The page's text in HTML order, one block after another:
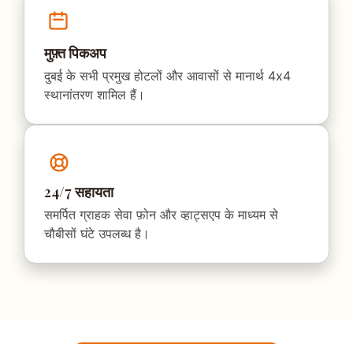
मुफ़्त पिकअप
दुबई के सभी प्रमुख होटलों और आवासों से मानार्थ 4x4
स्थानांतरण शामिल हैं।
24/7 सहायता
समर्पित ग्राहक सेवा फ़ोन और व्हाट्सएप के माध्यम से
चौबीसों घंटे उपलब्ध है।